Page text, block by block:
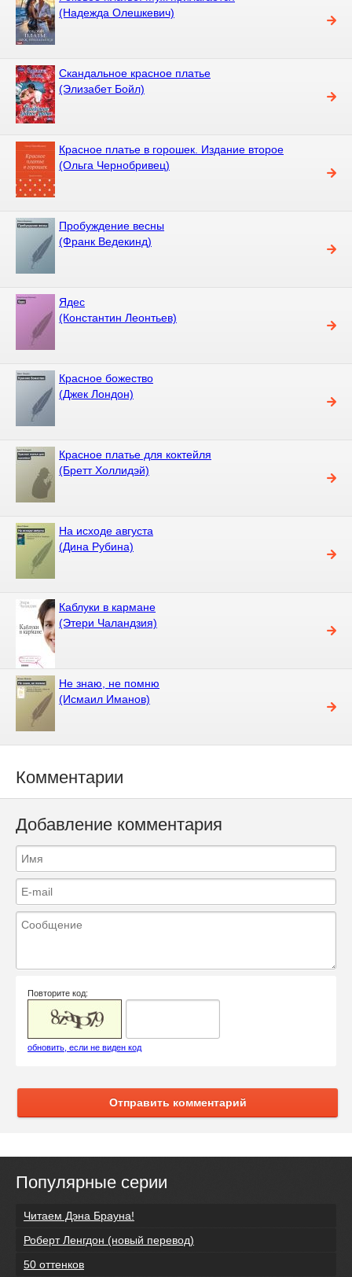
(Надежда Олешкевич)
Скандальное красное платье
(Элизабет Бойл)
Красное платье в горошек. Издание второе
(Ольга Чернобривец)
Пробуждение весны
(Франк Ведекинд)
Ядес
(Константин Леонтьев)
Красное божество
(Джек Лондон)
Красное платье для коктейля
(Бретт Холлидэй)
На исходе августа
(Дина Рубина)
Каблуки в кармане
(Этери Чаландзия)
Не знаю, не помню
(Исмаил Иманов)
Комментарии
Добавление комментария
Повторите код:
обновить, если не виден код
Отправить комментарий
Популярные серии
Читаем Дэна Брауна!
Роберт Ленгдон (новый перевод)
50 оттенков